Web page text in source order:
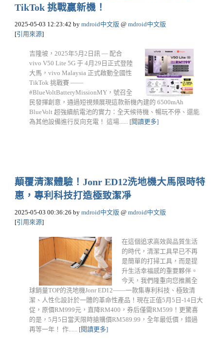
TikTok 挑戰贏新機！
2025-05-03 12:23:42 by mdroid中文版 @ mdroid中文版
[引用來源]
吉隆坡，2025年5月2日訊 — 配合
vivo V50 Lite 5G 于 4月29日正式登陸
大馬，vivo Malaysia 正式啟動全國性
TikTok 挑戰賽 ——
#BlueVoltBatteryMissionMY，號召全
民發揮創意，通過短視頻展現這款新機內建的 6500mAh
BlueVolt 超強續航電池的實力：全天候待機、暢玩不停、還能
為其他設備進行反向充電！ 這場...... [閱讀更多]
顛覆清潔體驗！Jonr ED12洗地機大馬限時特
惠，專利科技打造極致潔凈
2025-05-03 00:36:26 by mdroid中文版 @ mdroid中文版
[引用來源]
在這個追求高效與品質生活
的時代，清潔工具早已不再
是簡單的打掃工具，而是提
升生活幸福感的重要夥伴。
今天，我們隆重向您推薦全
球銷量TOP的洗地機Jonr ED12——一款集專利科技、極致清
潔、人性化設計於一體的革命性產品！現在正值5月5日-14日大
促，原價RM999元，直降RM400，券后僅需RM599！更驚喜
的是，5月5日當天限時搶購價RM589.99，全年最低價，錯過
再等一年！ 作...... [閱讀更多]